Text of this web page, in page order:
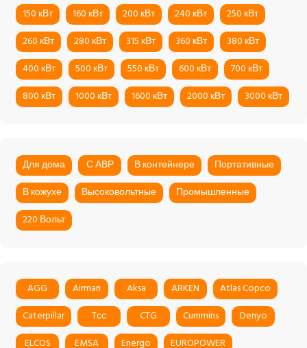
150 кВт
160 кВт 200 кВт 240 кВт
250 кВт
260 кВт
280 кВт 315 кВт 360 кВт
380 кВт
400 кВт
500 кВт 550 кВт 600 кВт
700 кВт
800 кВт
1000 кВт 1600 кВт 2000 кВт 3000 кВт
Для дома С АВР В контейнере
Портативные
В кожухе
Высоковольтные
Промышленные
220 Вольт
AGG Airman Aksa ARKEN
Atlas Copco
Caterpillar
Tсс CTG Cummins
Denyo
ELCOS
EMSA Energo
EUROPOWER